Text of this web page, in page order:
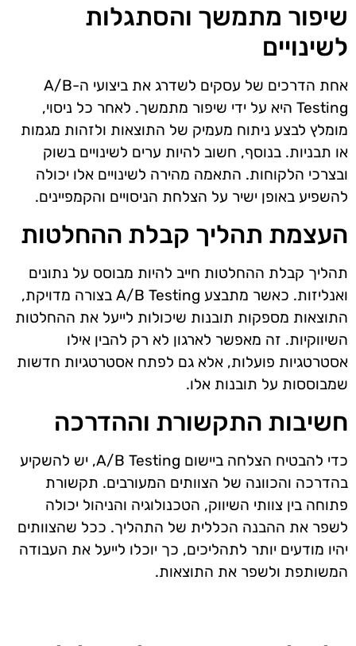
שיפור מתמשך והסתגלות
לשינויים
אחת הדרכים של עסקים לשדרג את ביצועי ה-A/B
Testing היא על ידי שיפור מתמשך. לאחר כל ניסוי,
מומלץ לבצע ניתוח מעמיק של התוצאות ולזהות מגמות
או תבניות. בנוסף, חשוב להיות ערים לשינויים בשוק
ובצרכי הלקוחות. התאמה מהירה לשינויים אלו יכולה
להשפיע באופן ישיר על הצלחת הניסויים והקמפיינים.
העצמת תהליך קבלת ההחלטות
תהליך קבלת ההחלטות חייב להיות מבוסס על נתונים
ואנליזות. כאשר מתבצע A/B Testing בצורה מדויקת,
התוצאות מספקות תובנות שיכולות לייעל את ההחלטות
השיווקיות. זה מאפשר לארגון לא רק להבין אילו
אסטרטגיות פועלות, אלא גם לפתח אסטרטגיות חדשות
שמבוססות על תובנות אלו.
חשיבות התקשורת וההדרכה
כדי להבטיח הצלחה ביישום A/B Testing, יש להשקיע
בהדרכה והכוונה של הצוותים המעורבים. תקשורת
פתוחה בין צוותי השיווק, הטכנולוגיה והניהול יכולה
לשפר את ההבנה הכללית של התהליך. ככל שהצוותים
יהיו מודעים יותר לתהליכים, כך יוכלו לייעל את העבודה
המשותפת ולשפר את התוצאות.